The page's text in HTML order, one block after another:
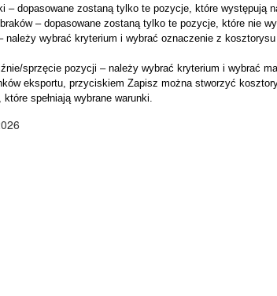
– dopasowane zostaną tylko te pozycje, które występują
– dopasowane zostaną tylko te pozycje, które nie
należy wybrać kryterium i wybrać oznaczenie z
sprzęcie pozycji – należy wybrać kryterium i wybrać
eksportu, przyciskiem Zapisz można stworzyć
spełniają wybrane warunki.